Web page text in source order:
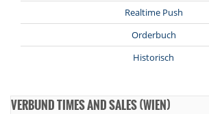
Realtime Push
Orderbuch
Historisch
VERBUND TIMES AND SALES (WIEN)